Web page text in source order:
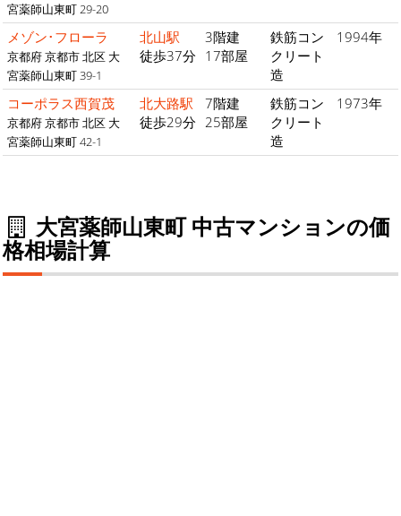
宮薬師山東町 29-20
メゾン･フローラ
京都府 京都市 北区 大
宮薬師山東町 39-1
北山駅
徒歩37分
3階建
17部屋
鉄筋コン
クリート
造
1994年
コーポラス西賀茂
京都府 京都市 北区 大
宮薬師山東町 42-1
北大路駅
徒歩29分
7階建
25部屋
鉄筋コン
クリート
造
1973年
大宮薬師山東町 中古マンションの価
格相場計算